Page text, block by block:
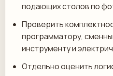
подающих столов по
Проверить
программатору,
инструменту и
Отдельно оценить